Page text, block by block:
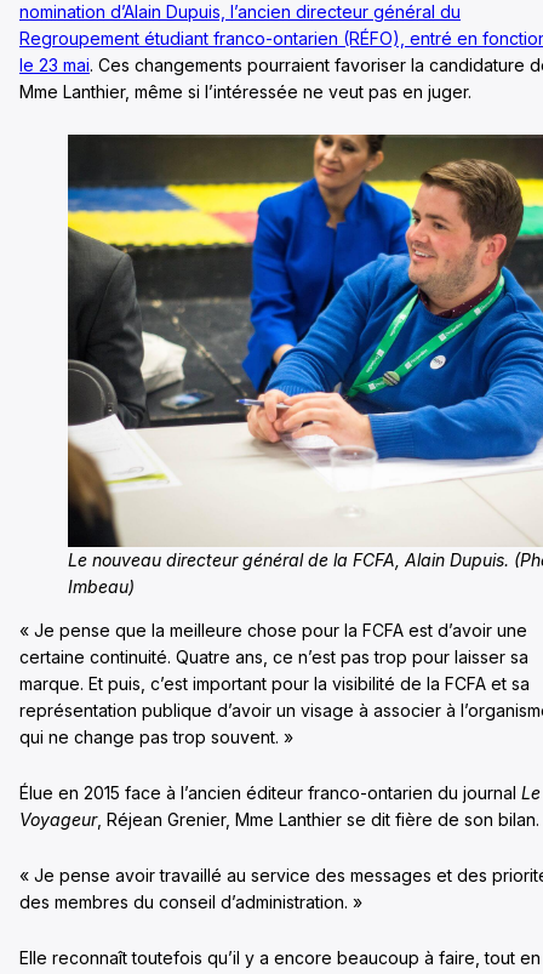
nomination d’Alain Dupuis, l’ancien directeur général du
Regroupement étudiant franco-ontarien (RÉFO), entré en
le 23 mai. Ces changements pourraient favoriser la candidature
Mme Lanthier, même si l’intéressée ne veut pas en juger.
Le nouveau directeur général de la FCFA, Alain Dupuis.
Imbeau)
« Je pense que la meilleure chose pour la FCFA est d’avoir une
certaine continuité. Quatre ans, ce n’est pas trop pour laisser sa
marque. Et puis, c’est important pour la visibilité de la FCFA et sa
représentation publique d’avoir un visage à associer à
qui ne change pas trop souvent. »
Élue en 2015 face à l’ancien éditeur franco-ontarien du journal Le
Voyageur, Réjean Grenier, Mme Lanthier se dit fière de son bilan.
« Je pense avoir travaillé au service des messages et des
des membres du conseil d’administration. »
Elle reconnaît toutefois qu’il y a encore beaucoup à faire, tout en